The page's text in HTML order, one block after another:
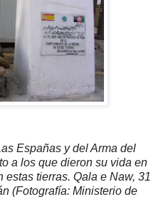
Españas y del Arma del
a los que dieron su vida en
tierras. Qala e Naw, 31
(Fotografía: Ministerio de